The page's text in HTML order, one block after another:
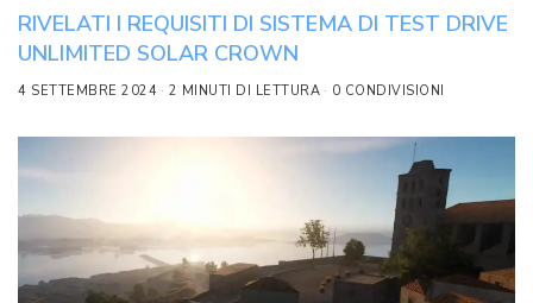
RIVELATI I REQUISITI DI SISTEMA DI TEST DRIVE
UNLIMITED SOLAR CROWN
4 SETTEMBRE 2024 2 MINUTI DI LETTURA 0 CONDIVISIONI